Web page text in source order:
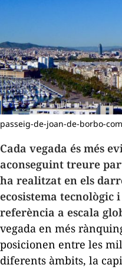
passeig-de-joan-de-borbo-
Cada vegada és més
aconseguint treure
ha realitzat en els
ecosistema tecnològic
referència a escala
vegada en més
posicionen entre les
diferents àmbits, la